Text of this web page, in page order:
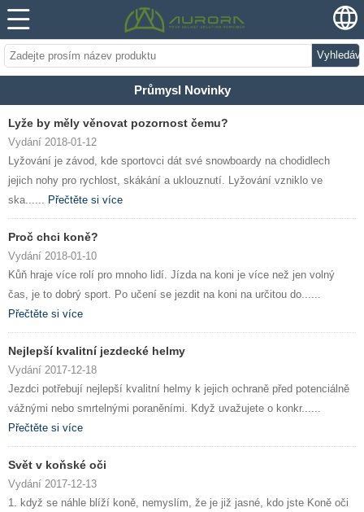
Průmysl Novinky
Lyže by měly věnovat pozornost čemu?
Vydání 2018-01-12
Lyžování je závod, kde sportovci dát své snowboardy na chodidlech
jejich nohy pro rychlost, skákání a uklouznutí. Lyžování vzniklo ve
ska...... Přečtěte si více
Proč chci koně?
Vydání 2018-01-10
Kůň hraje více rolí pro mnoho lidí. Jízda na koni je více než jen volný
čas, je to dobrý sport. Po učení se jezdit na koni na určitou do......
Přečtěte si více
Nejlepší kvalitní jezdecké helmy
Vydání 2017-12-18
Jezdci potřebují nejlepší kvalitní helmy k jejich ochraně před potenciálně
vážnými nebo smrtelnými poraněními. Když uvažujete o konkr......
Přečtěte si více
Svět v koňské oči
Vydání 2017-12-13
1. když se náhle blíží koně, nemyslím, že je již jasné, kdo jste Koně oči